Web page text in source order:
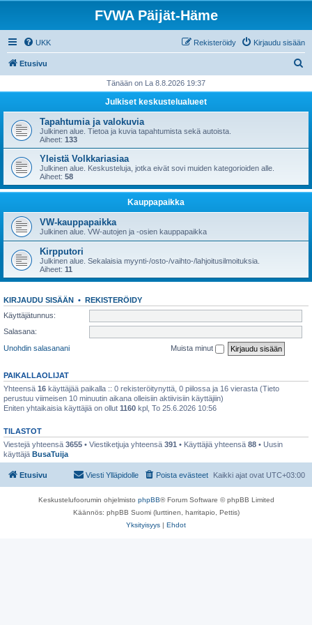
FVWA Päijät-Häme
UKK Kirjaudu sisään
Rekisteröidy
Etusivu
i
Tänään on La 8.8.2026 19:37
Julkiset keskustelualueet
Tapahtumia ja valokuvia
Julkinen alue. Tietoa ja kuvia tapahtumista sekä autoista.
Aiheet: 133
Yleistä Volkkariasiaa
Julkinen alue. Keskusteluja, jotka eivät sovi muiden kategorioiden alle.
Aiheet: 58
Kauppapaikka
VW-kauppapaikka
Julkinen alue. VW-autojen ja -osien kauppapaikka
Kirpputori
Julkinen alue. Sekalaisia myynti-/osto-/vaihto-/lahjoitusilmoituksia.
Aiheet: 11
KIRJAUDU SISÄÄN • REKISTERÖIDY
Käyttäjätunnus:
Salasana:
Unohdin salasanani
Muista minut
PAIKALLAOLIJAT
Yhteensä 16 käyttäjää paikalla :: 0 rekisteröitynyttä, 0 piilossa ja 16 vierasta (Tieto
perustuu viimeisen 10 minuutin aikana olleisiin aktiivisiin käyttäjiin)
Eniten yhtaikaisia käyttäjiä on ollut 1160 kpl, To 25.6.2026 10:56
TILASTOT
Viestejä yhteensä 3655 • Viestiketjuja yhteensä 391 • Käyttäjiä yhteensä 88 • Uusin
käyttäjä BusaTuija
Etusivu Kaikki ajat ovat UTC+03:00
Poista evästeet
Viesti Ylläpidolle
Keskustelufoorumin ohjelmisto phpBB® Forum Software © phpBB Limited
Käännös: phpBB Suomi (lurttinen, harritapio, Pettis)
Yksityisyys | Ehdot